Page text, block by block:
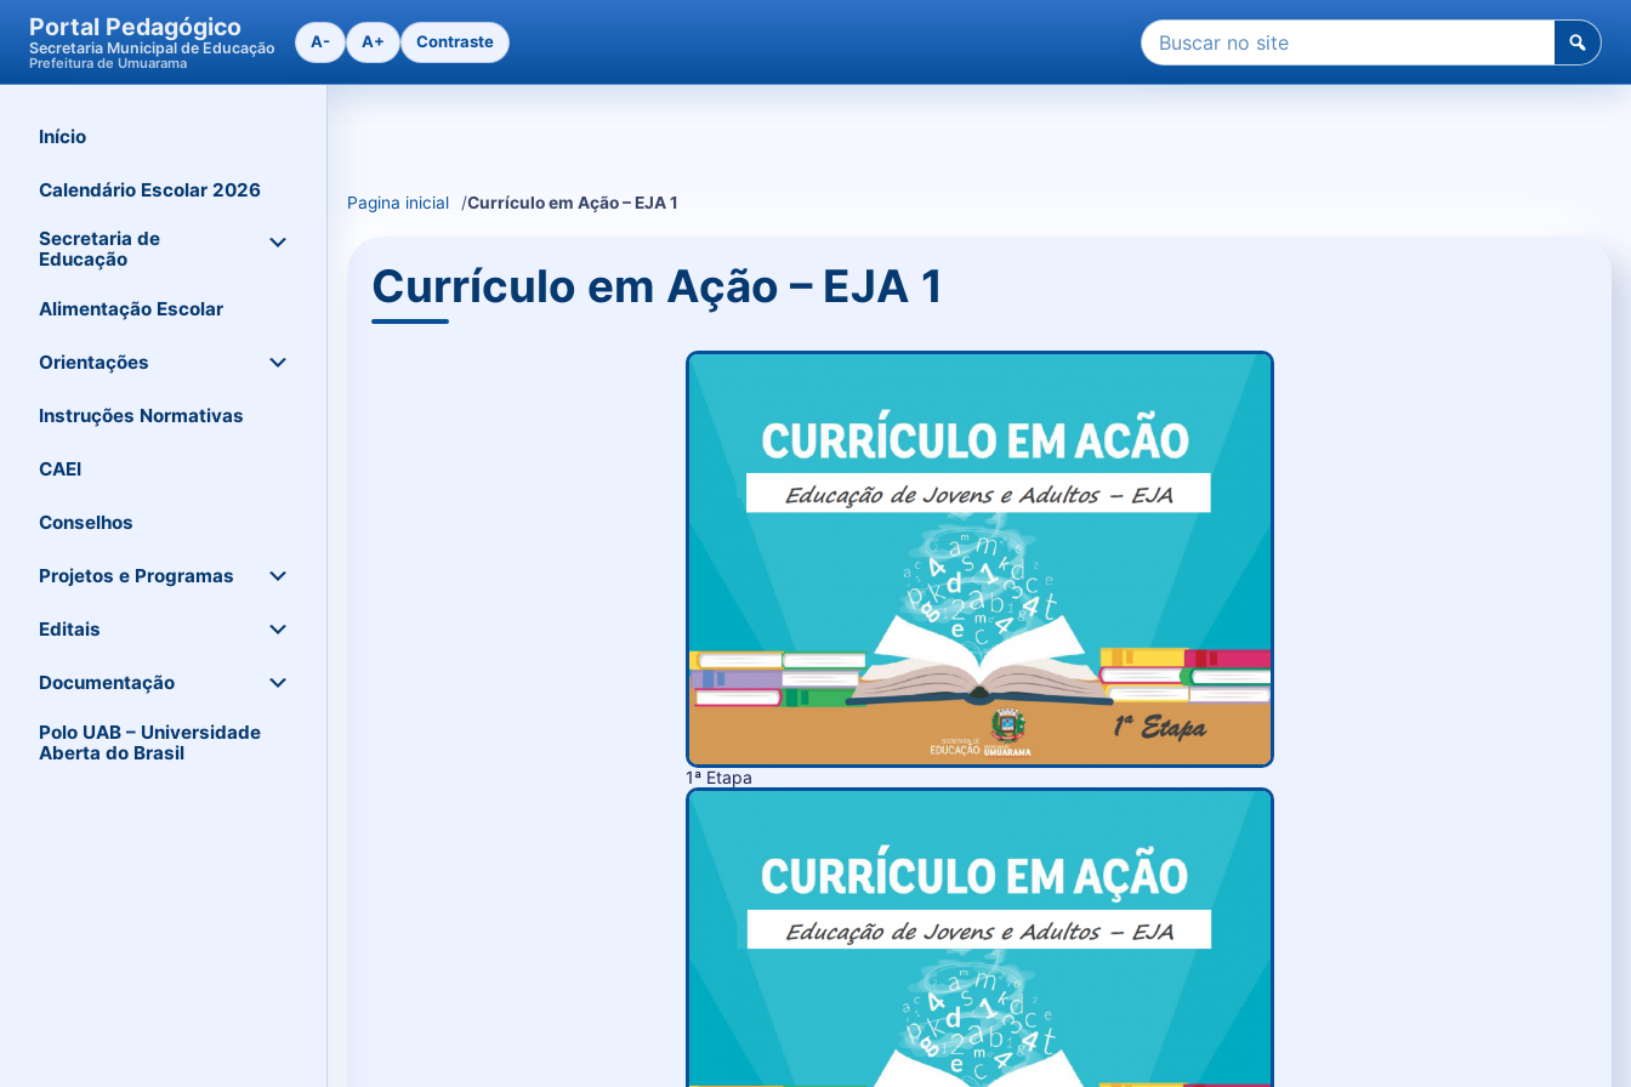
Portal Pedagógico
Secretaria Municipal de Educação
Prefeitura de Umuarama
A- A+ Contraste
Pesquisar
por:
Início
Calendário Escolar 2026
Secretaria de
Educação
Alimentação Escolar
Orientações
Instruções Normativas
CAEI
Conselhos
Projetos e Programas
Editais
Documentação
Polo UAB – Universidade
Aberta do Brasil
Pagina inicial Currículo em Ação – EJA 1
Currículo em Ação – EJA 1
1ª Etapa